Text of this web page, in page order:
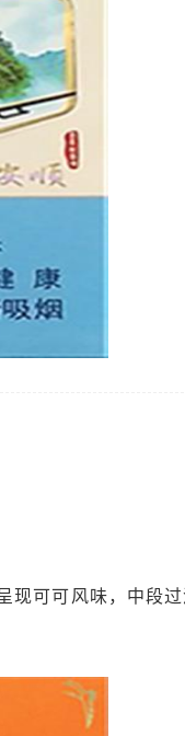
现可可风味，中段